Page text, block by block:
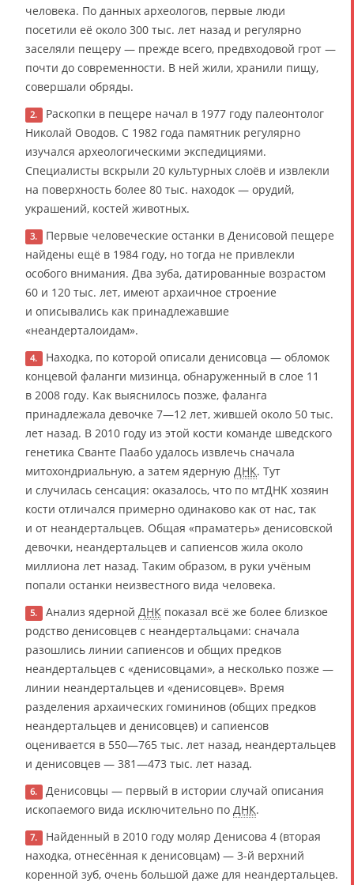
человека. По данных археологов, первые люди
посетили её около 300 тыс. лет назад и регулярно
заселяли пещеру — прежде всего, предвходовой грот —
почти до современности. В ней жили, хранили пищу,
совершали обряды.
2. Раскопки в пещере начал в 1977 году палеонтолог
Николай Оводов. С 1982 года памятник регулярно
изучался археологическими экспедициями.
Специалисты вскрыли 20 культурных слоёв и извлекли
на поверхность более 80 тыс. находок — орудий,
украшений, костей животных.
3. Первые человеческие останки в Денисовой пещере
найдены ещё в 1984 году, но тогда не привлекли
особого внимания. Два зуба, датированные возрастом
60 и 120 тыс. лет, имеют архаичное строение
и описывались как принадлежавшие
«неандерталоидам».
4. Находка, по которой описали денисовца — обломок
концевой фаланги мизинца, обнаруженный в слое 11
в 2008 году. Как выяснилось позже, фаланга
принадлежала девочке 7—12 лет, жившей около 50 тыс.
лет назад. В 2010 году из этой кости команде шведского
генетика Сванте Паабо удалось извлечь сначала
митохондриальную, а затем ядерную ДНК. Тут
и случилась сенсация: оказалось, что по мтДНК хозяин
кости отличался примерно одинаково как от нас, так
и от неандертальцев. Общая «праматерь» денисовской
девочки, неандертальцев и сапиенсов жила около
миллиона лет назад. Таким образом, в руки учёным
попали останки неизвестного вида человека.
5. Анализ ядерной ДНКпоказал всё же более близкое
родство денисовцев с неандертальцами: сначала
разошлись линии сапиенсов и общих предков
неандертальцев с «денисовцами», а несколько позже —
линии неандертальцев и «денисовцев». Время
разделения архаических гомининов (общих предков
неандертальцев и денисовцев) и сапиенсов
оценивается в 550—765 тыс. лет назад, неандертальцев
и денисовцев — 381—473 тыс. лет назад.
6. Денисовцы — первый в истории случай описания
ископаемого вида исключительно по ДНК.
7. Найденный в 2010 году моляр Денисова 4 (вторая
находка, отнесённая к денисовцам) — 3-й верхний
коренной зуб, очень большой даже для неандертальцев.